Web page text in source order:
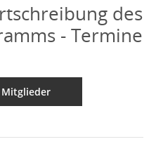
des
- Termine
Mitglieder